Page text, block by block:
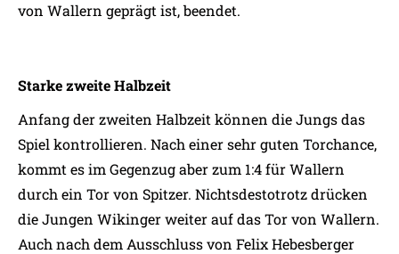
von Wallern geprägt ist, beendet.
Starke zweite Halbzeit
Anfang der zweiten Halbzeit können die Jungs das
Spiel kontrollieren. Nach einer sehr guten Torchance,
kommt es im Gegenzug aber zum 1:4 für Wallern
durch ein Tor von Spitzer. Nichtsdestotrotz drücken
die Jungen Wikinger weiter auf das Tor von Wallern.
Auch nach dem Ausschluss von Felix Hebesberger